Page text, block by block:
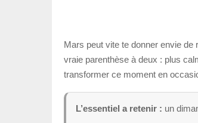
Mars peut vite te donner envie de
vraie parenthèse à deux : plus
transformer ce moment en
L’essentiel a retenir : un